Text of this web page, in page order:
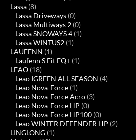
Lassa (8)
Lassa Driveways (0)
Lassa Multiways 2 (0)
Lassa SNOWAYS 4 (1)
Lassa WINTUS2 (1)
LAUFENN (1)
Laufenn S Fit EQ+ (1)
LEAO (18)
Leao IGREEN ALL SEASON (4)
Leao Nova-Force (1)
Leao Nova-Force Acro (3)
Leao Nova-Force HP (0)
Leao Nova-Force HP100 (0)
Leao WINTER DEFENDER HP (2)
LINGLONG (1)